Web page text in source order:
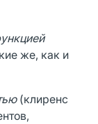
же, как и
(клиренс